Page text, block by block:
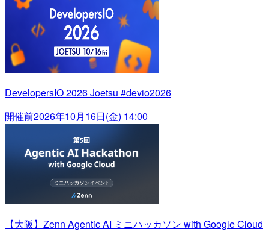
DevelopersIO 2026 Joetsu #devio2026
開催前2026年10月16日(金) 14:00
【大阪】Zenn Agentic AI ミニハッカソン with Google Cloud